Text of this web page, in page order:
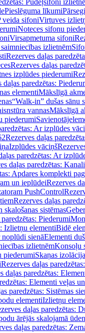
Pudeļsifoni
Pieslēguma līkumiPārsegi
veida sifoniVirtuves
Noteces sifonu
Virsapmetuma sifoni
izlietnēm
Rezerves daļas
Rezerves daļas
izplūdes piederumi
daļas paredzētas:
elementiMākslīgā
“Walk-in” dušas sānu
vannasMākslīgā
piederumi
Ar izplūdes
Rezerves daļas
Izplūdes vāciņš
paredzētas: Ar
daļas paredzētas:
Apdares komplekti
un ieplūdeiRezerves
PushControl
Rezerves daļas
skalošanas sistēmas
Piederumi
Izlietņu elementiBidē
noplūdi sienāElementi
izlietnēmKonsoļu
piederumiSkaņas
Rezerves daļas
daļas paredzētas:
Elementi veļas
paredzētas: Sistēmas
elementiIzlietņu
daļas paredzētas:
ārējās skalojamā
daļas paredzētas: